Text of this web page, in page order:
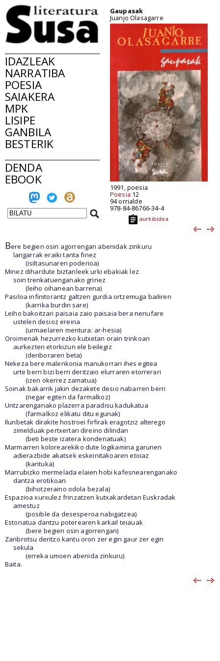
IDAZLEAK
NARRATIBA
POESIA
SAIAKERA
MPK
LISIPE
GANBILA
BESTERIK
DENDA
EBOOK
Gaupasak
Juanjo Olasagarre
1991, poesia
Poesia 12
94 orrialde
978-84-86766-34-4
aurkibidea
Bere begien osin agorrengan abenidak zinkuru
langarrak eraiki tanta finez
(isiltasunaren poderioa)
Minez dihardute biztanleek urki ebakiak lez
soin trenkatuenganako grinez
(leiho oihanean barrena)
Pasiloa infinitorantz galtzen gurdia ortzemuga bailiren
(karrika burdin sare)
Leiho bakoitzari paisaia zaio paisaia bera nenufare
ustelen desioz ereina
(urmaelaren mentura: ar-hesia)
Oroimenak hezurrezko kutxetan orain trinkoan
aurkezten etorkizun ele beilegiz
(denboraren beta)
Nekeza bere malenkonia manukorrari ihes egitea
urte berri bizi berri deritzaio elurraren etorrerari
(izen okerrez zamatua)
Soinak bakarrik jakin dezakete desio nabarren berri
(negar egiten da farmalkoz)
Untzarenganako plazerra paradisu kadukatua
(farmalkoz elikatu ditu egunak)
Ilunbetak dirakite hostroei firfirak eragotziz alterego
zimelduak pertxertan direino dilindan
(beti beste izatera kondenatuak)
Marmarren kolorearekiko dute logikamina garunen
adierazbide akatsek eskeinitakoaren etoiaz
(kantuka)
Marrubizko mermelada elaien hobi kafesnearenganako
dantza erotikoan
(bihotzeraino odola bezala)
Espazioa xurxulez frinzatzen kutxakardetan Euskradak
amestuz
(posible da desesperoa nabigatzea)
Estonatua dantzu poterearen karkail teiauak
(bere begien osin agorrengan)
Zanbrotsu deritzo kantu orori zer egin gaur zer egin
sekula
(erreka umoen abenida zinkuru)
Baita.